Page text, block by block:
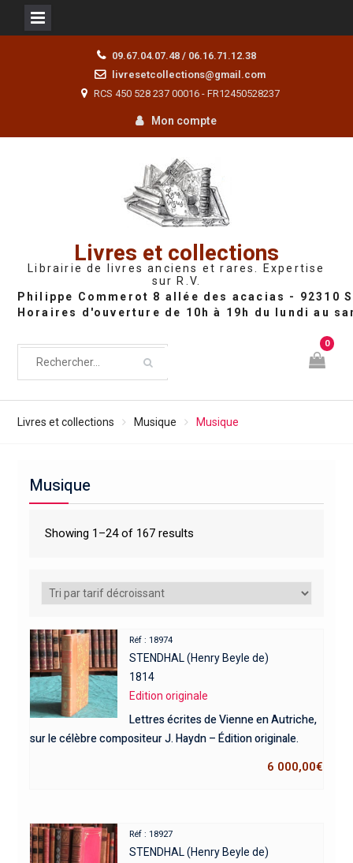
09.67.04.07.48 / 06.16.71.12.38
livresetcollections@gmail.com
RCS 450 528 237 00016 - FR12450528237
Mon compte
Livres et collections
Librairie de livres anciens et rares. Expertise
sur R.V.
0
Livres et collections Musique Musique
Musique
Showing 1–24 of 167 results
Réf : 18974
STENDHAL (Henry Beyle de)
1814
Edition originale
Lettres écrites de Vienne en Autriche,
sur le célèbre compositeur J. Haydn – Édition originale.
6 000,00€
Réf : 18927
STENDHAL (Henry Beyle de)